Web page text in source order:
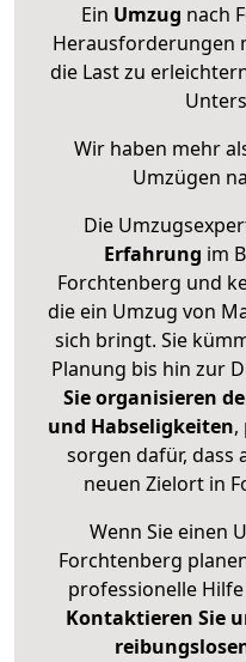
Ein Umzug nach
Herausforderungen
die Last zu
Wir haben mehr
Umzügen
Die
Erfahrung im
Forchtenberg und
die ein Umzug von
sich bringt. Sie
Planung bis hin zur
Sie organisieren
und Habseligkeiten,
sorgen dafür, dass
neuen Zielort in
Wenn Sie einen
Forchtenberg
professionelle
Kontaktieren Sie